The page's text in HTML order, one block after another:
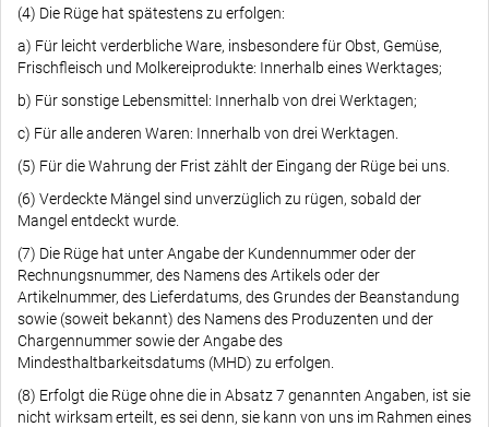
(4) Die Rüge hat spätestens zu erfolgen:
a) Für leicht verderbliche Ware, insbesondere für Obst, Gemüse,
Frischfleisch und Molkereiprodukte: Innerhalb eines Werktages;
b) Für sonstige Lebensmittel: Innerhalb von drei Werktagen;
c) Für alle anderen Waren: Innerhalb von drei Werktagen.
(5) Für die Wahrung der Frist zählt der Eingang der Rüge bei uns.
(6) Verdeckte Mängel sind unverzüglich zu rügen, sobald der
Mangel entdeckt wurde.
(7) Die Rüge hat unter Angabe der Kundennummer oder der
Rechnungsnummer, des Namens des Artikels oder der
Artikelnummer, des Lieferdatums, des Grundes der Beanstandung
sowie (soweit bekannt) des Namens des Produzenten und der
Chargennummer sowie der Angabe des
Mindesthaltbarkeitsdatums (MHD) zu erfolgen.
(8) Erfolgt die Rüge ohne die in Absatz 7 genannten Angaben, ist sie
nicht wirksam erteilt, es sei denn, sie kann von uns im Rahmen eines